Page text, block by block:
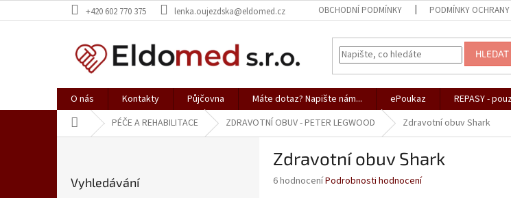
na
+420 602 770 375 lenka.oujezdska@eldomed.cz OBCHODNÍ PODMÍNKY PODMÍNKY
HLEDAT
O nás Kontakty Půjčovna Máte dotaz? Napište nám... ePoukaz REPASY -
Domů PÉČE A REHABILITACE ZDRAVOTNÍ OBUV - PETER LEGWOOD Zdravotní obuv Shark
Vyhledávání
Zdravotní obuv Shark
Průměrné
6 hodnoceníPodrobnosti hodnocení